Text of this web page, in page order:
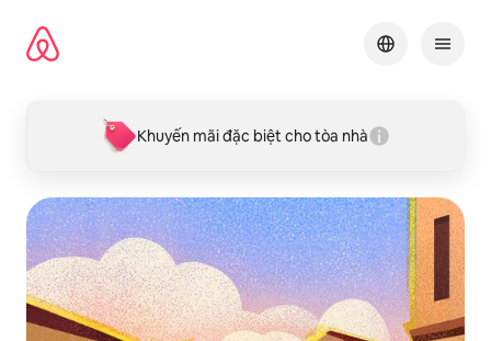
Khuyến mãi đặc biệt cho tòa nhà